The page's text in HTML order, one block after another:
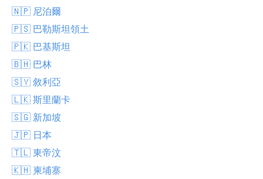
🇳🇵 尼泊爾
🇵🇸 巴勒斯坦領土
🇵🇰 巴基斯坦
🇧🇭 巴林
🇸🇾 敘利亞
🇱🇰 斯里蘭卡
🇸🇬 新加坡
🇯🇵 日本
🇹🇱 東帝汶
🇰🇭 柬埔寨